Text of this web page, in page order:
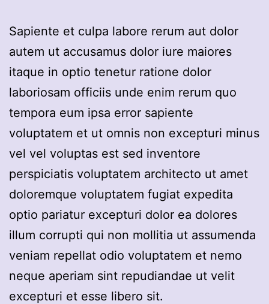
Sapiente et culpa labore rerum aut dolor
autem ut accusamus dolor iure maiores
itaque in optio tenetur ratione dolor
laboriosam officiis unde enim rerum quo
tempora eum ipsa error sapiente
voluptatem et ut omnis non excepturi minus
vel vel voluptas est sed inventore
perspiciatis voluptatem architecto ut amet
doloremque voluptatem fugiat expedita
optio pariatur excepturi dolor ea dolores
illum corrupti qui non mollitia ut assumenda
veniam repellat odio voluptatem et nemo
neque aperiam sint repudiandae ut velit
excepturi et esse libero sit.